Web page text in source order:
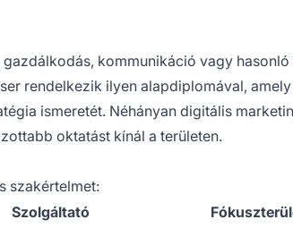
kommunikáció vagy
rendelkezik ilyen alapdiplomával,
ismeretét. Néhányan digitális
oktatást kínál a területen.
szakértelmet:
Szolgáltató